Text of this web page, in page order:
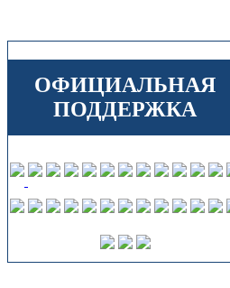
ОФИЦИАЛЬНАЯ
ПОДДЕРЖКА